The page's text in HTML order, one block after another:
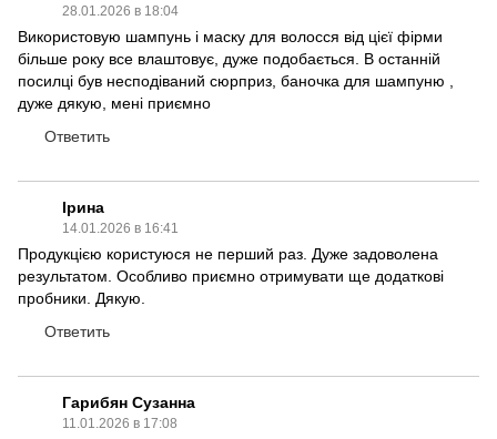
28.01.2026 в 18:04
Використовую шампунь і маску для волосся від цієї фірми
більше року все влаштовує, дуже подобається. В останній
посилці був несподіваний сюрприз, баночка для шампуню ,
дуже дякую, мені приємно
Ответить
Ірина
14.01.2026 в 16:41
Продукцією користуюся не перший раз. Дуже задоволена
результатом. Особливо приємно отримувати ще додаткові
пробники. Дякую.
Ответить
Гарибян Сузанна
11.01.2026 в 17:08